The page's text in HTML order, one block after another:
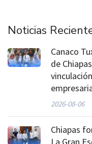
Noticias
Canaco
de
2026-08-06
Chiapas